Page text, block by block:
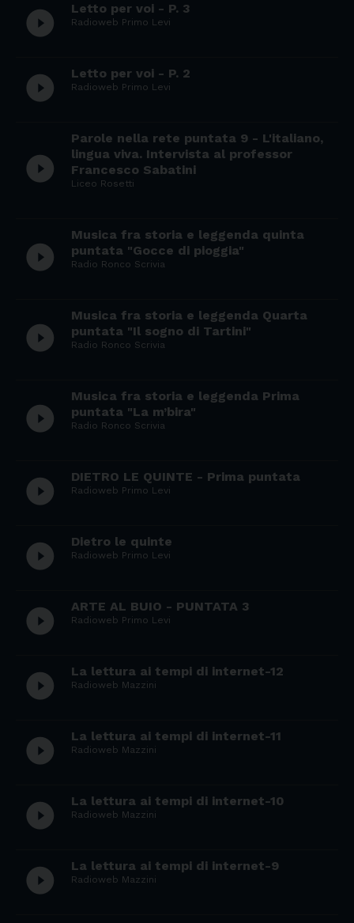
play_circle_filled Letto per voi - P. 3
Radioweb Primo Levi
play_circle_filled Letto per voi - P. 2
Radioweb Primo Levi
play_circle_filled
Parole nella rete puntata 9 - L'italiano,
lingua viva. Intervista al professor
Francesco Sabatini
Liceo Rosetti
play_circle_filled
Musica fra storia e leggenda quinta
puntata "Gocce di pioggia"
Radio Ronco Scrivia
play_circle_filled
Musica fra storia e leggenda Quarta
puntata "Il sogno di Tartini"
Radio Ronco Scrivia
play_circle_filled
Musica fra storia e leggenda Prima
puntata "La m’bira"
Radio Ronco Scrivia
play_circle_filled DIETRO LE QUINTE - Prima puntata
Radioweb Primo Levi
play_circle_filled Dietro le quinte
Radioweb Primo Levi
play_circle_filled ARTE AL BUIO - PUNTATA 3
Radioweb Primo Levi
play_circle_filled La lettura ai tempi di internet-12
Radioweb Mazzini
play_circle_filled La lettura ai tempi di internet-11
Radioweb Mazzini
play_circle_filled La lettura ai tempi di internet-10
Radioweb Mazzini
play_circle_filled La lettura ai tempi di internet-9
Radioweb Mazzini